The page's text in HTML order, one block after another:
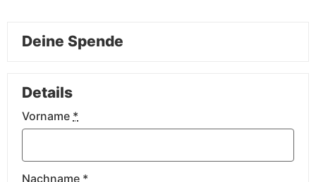
Deine Spende
Details
Vorname *
Nachname *